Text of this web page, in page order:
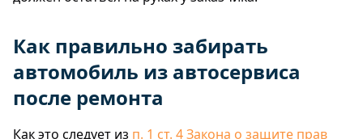
Как правильно забирать
автомобиль из автосервиса
после ремонта
Как это следует из п. 1 ст. 4 Закона о защите прав